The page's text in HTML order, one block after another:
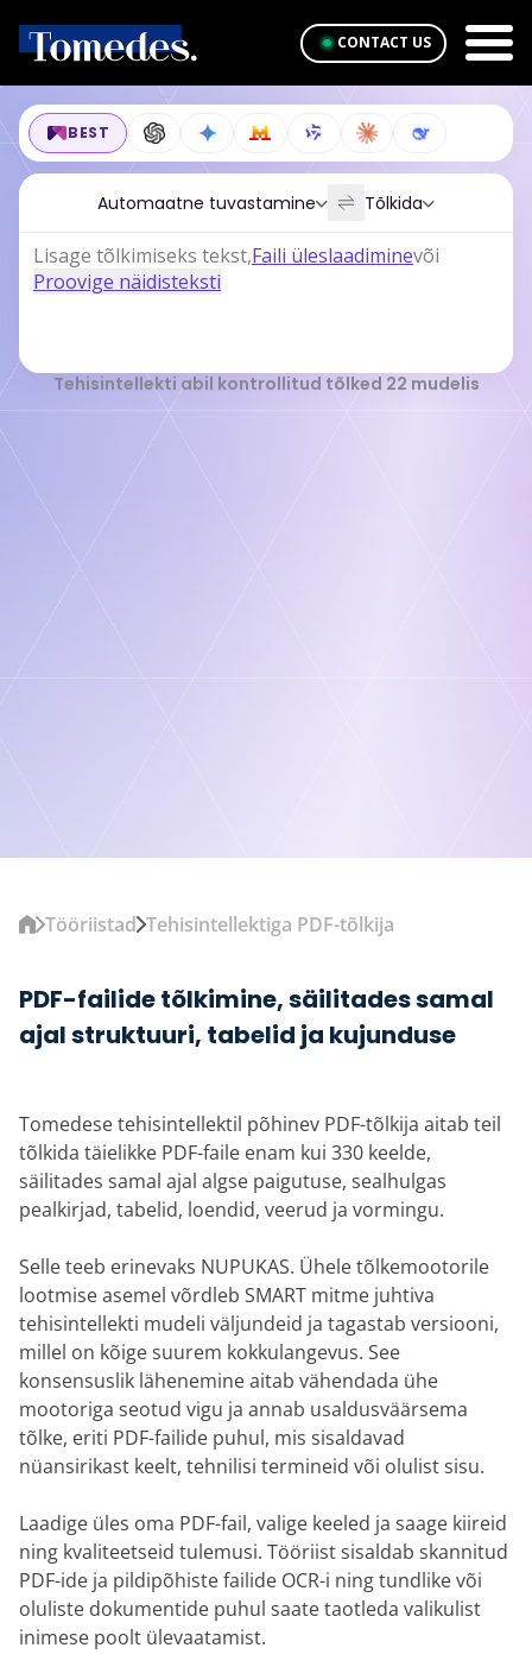
CONTACT US
Tööriistad Tehisintellektiga PDF-tõlkija
PDF-failide tõlkimine, säilitades samal
ajal struktuuri, tabelid ja kujunduse
Tomedese tehisintellektil põhinev PDF-tõlkija aitab teil
tõlkida täielikke PDF-faile enam kui 330 keelde,
säilitades samal ajal algse paigutuse, sealhulgas
pealkirjad, tabelid, loendid, veerud ja vormingu.
Selle teeb erinevaks NUPUKAS. Ühele tõlkemootorile
lootmise asemel võrdleb SMART mitme juhtiva
tehisintellekti mudeli väljundeid ja tagastab versiooni,
millel on kõige suurem kokkulangevus. See
konsensuslik lähenemine aitab vähendada ühe
mootoriga seotud vigu ja annab usaldusväärsema
tõlke, eriti PDF-failide puhul, mis sisaldavad
nüansirikast keelt, tehnilisi termineid või olulist sisu.
Laadige üles oma PDF-fail, valige keeled ja saage kiireid
ning kvaliteetseid tulemusi. Tööriist sisaldab skannitud
PDF-ide ja pildipõhiste failide OCR-i ning tundlike või
oluliste dokumentide puhul saate taotleda valikulist
inimese poolt ülevaatamist.